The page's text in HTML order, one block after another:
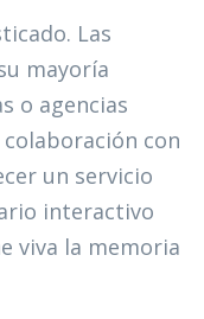
Las
mayoría
o agencias
con
un servicio
interactivo
viva la memoria